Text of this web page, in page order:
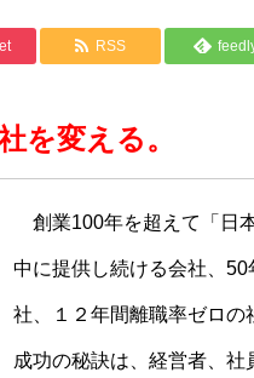
RSS
を変える。
創業100年を超えて「日
中に提供し続ける会社、
社、１２年間離職率ゼロ
成功の秘訣は、経営者、社